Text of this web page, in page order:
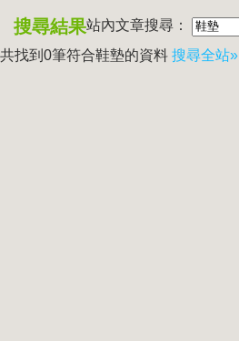
搜尋結果站內文章搜尋：
共找到0筆符合鞋墊的資料 搜尋全站»